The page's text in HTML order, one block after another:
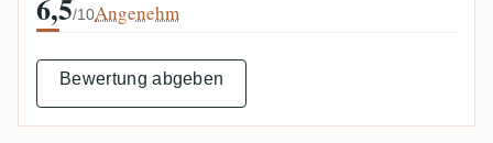
6,5/10Angenehm
Bewertung abgeben